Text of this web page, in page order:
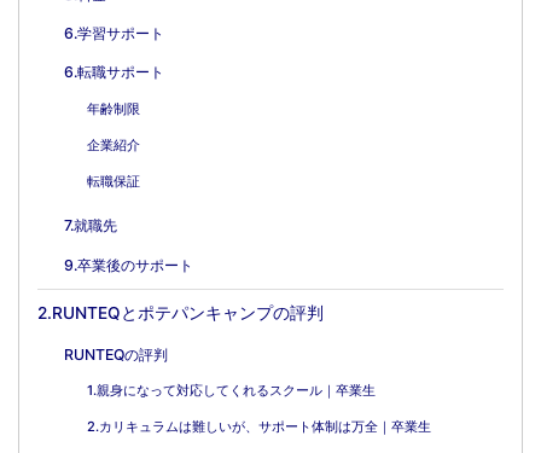
6.学習サポート
6.転職サポート
年齢制限
企業紹介
転職保証
7.就職先
9.卒業後のサポート
2.RUNTEQとポテパンキャンプの評判
RUNTEQの評判
1.親身になって対応してくれるスクール｜卒業生
2.カリキュラムは難しいが、サポート体制は万全｜卒業生